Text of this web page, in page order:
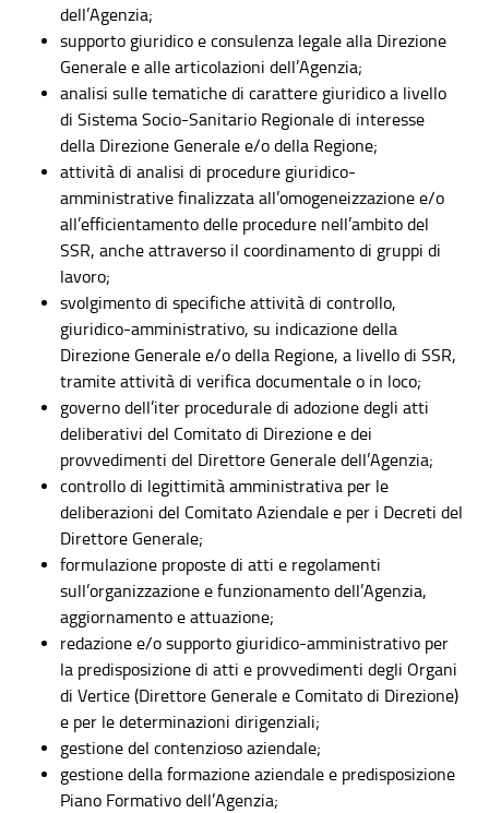
dell’Agenzia;
supporto giuridico e consulenza legale alla Direzione
Generale e alle articolazioni dell’Agenzia;
analisi sulle tematiche di carattere giuridico a livello
di Sistema Socio-Sanitario Regionale di interesse
della Direzione Generale e/o della Regione;
attività di analisi di procedure giuridico-
amministrative finalizzata all’omogeneizzazione e/o
all’efficientamento delle procedure nell’ambito del
SSR, anche attraverso il coordinamento di gruppi di
lavoro;
svolgimento di specifiche attività di controllo,
giuridico-amministrativo, su indicazione della
Direzione Generale e/o della Regione, a livello di SSR,
tramite attività di verifica documentale o in loco;
governo dell’iter procedurale di adozione degli atti
deliberativi del Comitato di Direzione e dei
provvedimenti del Direttore Generale dell’Agenzia;
controllo di legittimità amministrativa per le
deliberazioni del Comitato Aziendale e per i Decreti del
Direttore Generale;
formulazione proposte di atti e regolamenti
sull’organizzazione e funzionamento dell’Agenzia,
aggiornamento e attuazione;
redazione e/o supporto giuridico-amministrativo per
la predisposizione di atti e provvedimenti degli Organi
di Vertice (Direttore Generale e Comitato di Direzione)
e per le determinazioni dirigenziali;
gestione del contenzioso aziendale;
gestione della formazione aziendale e predisposizione
Piano Formativo dell’Agenzia;